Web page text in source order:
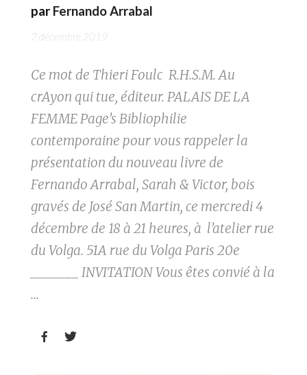
par Fernando Arrabal
2 décembre 2019
Ce mot de Thieri Foulc R.H.S.M. Au
crAyon qui tue, éditeur. PALAIS DE LA
FEMME Page’s Bibliophilie
contemporaine pour vous rappeler la
présentation du nouveau livre de
Fernando Arrabal, Sarah & Victor, bois
gravés de José San Martin, ce mercredi 4
décembre de 18 à 21 heures, à l’atelier rue
du Volga. 51A rue du Volga Paris 20e
_______ INVITATION Vous êtes convié à la
...
 